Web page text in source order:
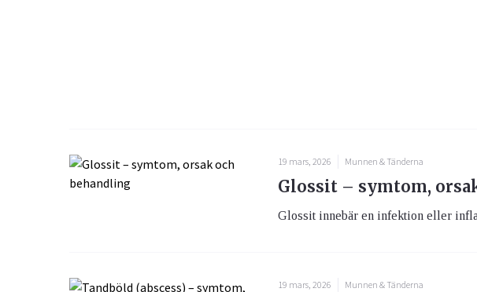
19 mars, 2026 Munnen & Tänderna
Glossit – symtom,
Glossit innebär en infektion eller
19 mars, 2026 Munnen & Tänderna